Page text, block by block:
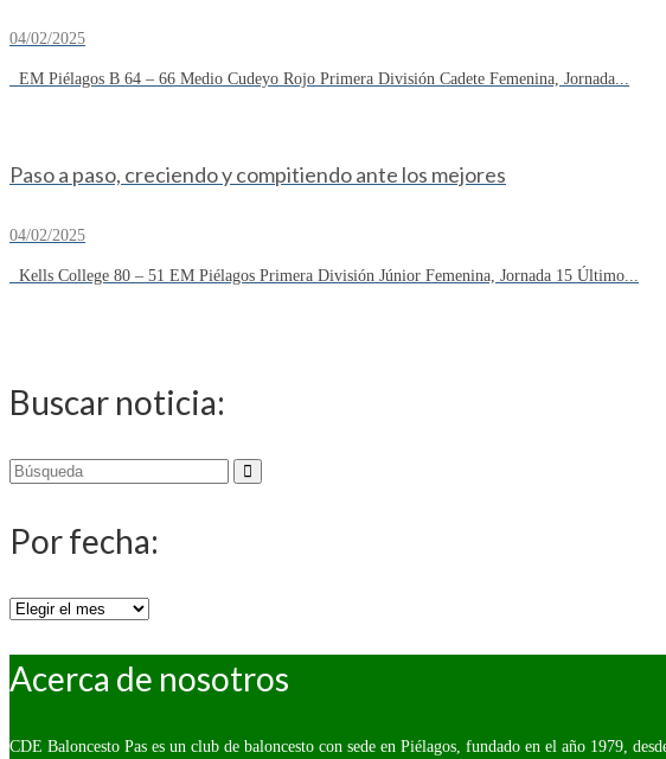
04/02/2025
EM Piélagos B 64 – 66 Medio Cudeyo Rojo Primera División Cadete Femenina, Jornada...
Paso a paso, creciendo y compitiendo ante los mejores
04/02/2025
Kells College 80 – 51 EM Piélagos Primera División Júnior Femenina, Jornada 15 Último...
Buscar noticia:
Buscar
Por fecha:
Por
Acerca de nosotros
CDE Baloncesto Pas es un club de baloncesto con sede en Piélagos, fundado en el año 1979,